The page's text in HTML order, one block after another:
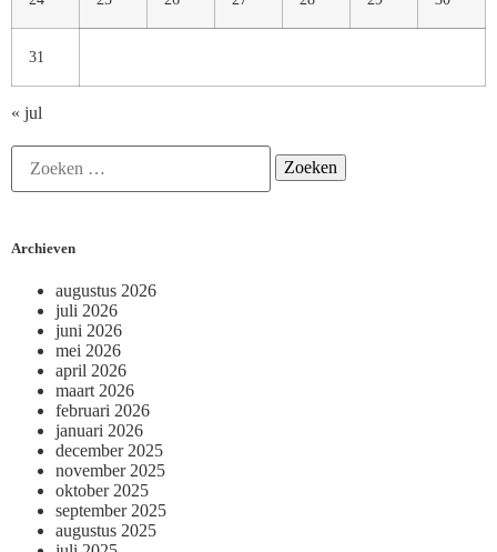
31
« jul
Archieven
augustus 2026
juli 2026
juni 2026
mei 2026
april 2026
maart 2026
februari 2026
januari 2026
december 2025
november 2025
oktober 2025
september 2025
augustus 2025